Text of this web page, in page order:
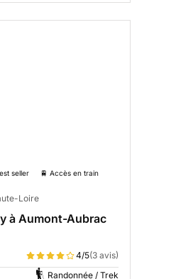
seller 🚆 Accès en train
Loire
à Aumont-Aubrac
4/5(3 avis)
Randonnée / Trek